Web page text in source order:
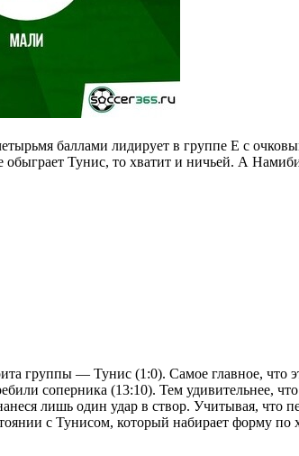
баллами лидирует в группе E с
Тунис, то хватит и ничьей. А
группы ― Тунис (1:0). Самое главное, что
соперника (13:10). Тем удивительнее,
лишь один удар в створ. Учитывая,
с Тунисом, который набирает форму по